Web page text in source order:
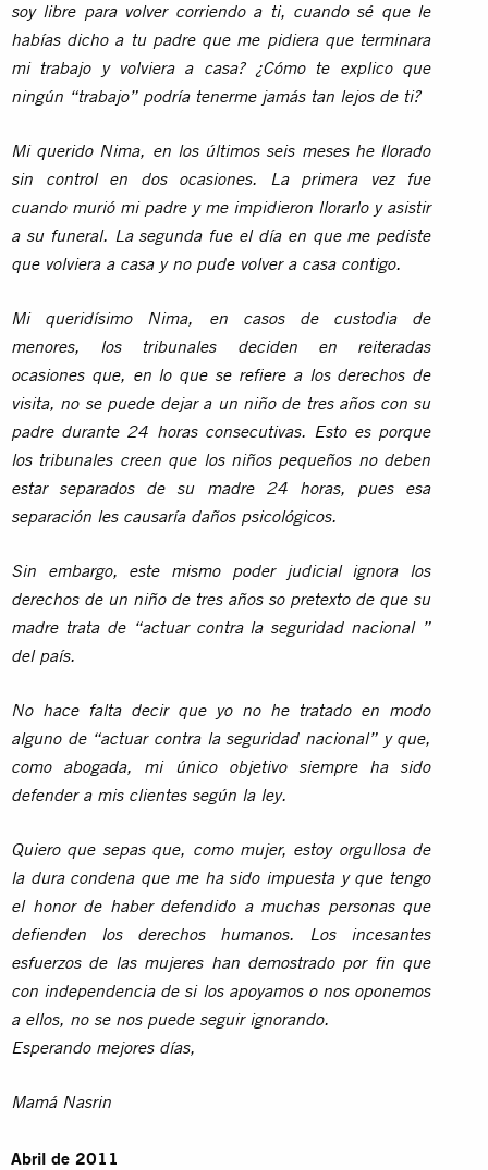
soy libre para volver corriendo a ti, cuando sé que le
habías dicho a tu padre que me pidiera que terminara
mi trabajo y volviera a casa? ¿Cómo te explico que
ningún “trabajo” podría tenerme jamás tan lejos de ti?
Mi querido Nima, en los últimos seis meses he llorado
sin control en dos ocasiones. La primera vez fue
cuando murió mi padre y me impidieron llorarlo y asistir
a su funeral. La segunda fue el día en que me pediste
que volviera a casa y no pude volver a casa contigo.
Mi queridísimo Nima, en casos de custodia de
menores, los tribunales deciden en reiteradas
ocasiones que, en lo que se refiere a los derechos de
visita, no se puede dejar a un niño de tres años con su
padre durante 24 horas consecutivas. Esto es porque
los tribunales creen que los niños pequeños no deben
estar separados de su madre 24 horas, pues esa
separación les causaría daños psicológicos.
Sin embargo, este mismo poder judicial ignora los
derechos de un niño de tres años so pretexto de que su
madre trata de “actuar contra la seguridad nacional ”
del país.
No hace falta decir que yo no he tratado en modo
alguno de “actuar contra la seguridad nacional” y que,
como abogada, mi único objetivo siempre ha sido
defender a mis clientes según la ley.
Quiero que sepas que, como mujer, estoy orgullosa de
la dura condena que me ha sido impuesta y que tengo
el honor de haber defendido a muchas personas que
defienden los derechos humanos. Los incesantes
esfuerzos de las mujeres han demostrado por fin que
con independencia de si los apoyamos o nos oponemos
a ellos, no se nos puede seguir ignorando.
Esperando mejores días,
Mamá Nasrin
Abril de 2011